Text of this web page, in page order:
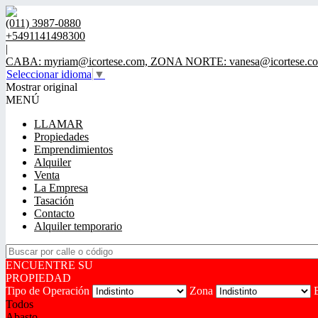
(011) 3987-0880
+5491141498300
|
CABA: myriam@icortese.com, ZONA NORTE:
Seleccionar idioma ▼
Mostrar original
MENÚ
LLAMAR
Propiedades
Emprendimientos
Alquiler
Venta
La Empresa
Tasación
Contacto
Alquiler temporario
ENCUENTRE SU
PROPIEDAD
Tipo de Operación
Zona
Todos